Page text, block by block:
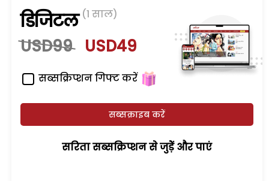
डिजिटल (1 साल)
USD99 USD49
सब्सक्रिप्शन गिफ्ट करें
सब्सक्राइब करें
सरिता सब्सक्रिप्शन से जुड़ेें और पाएं